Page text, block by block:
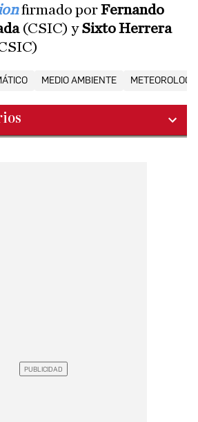
firmado porFernando
(CSIC) ySixto Herrera
MEDIO AMBIENTE